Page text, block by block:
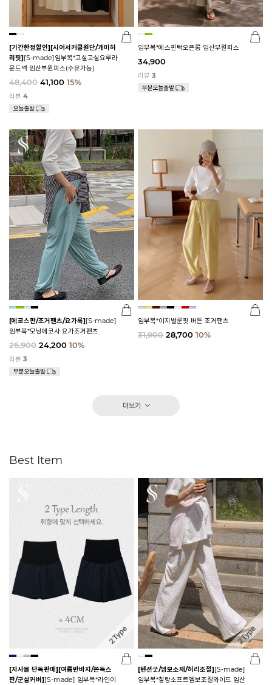
[기간한정할인][시어서커쿨원단/개미허
리핏][S-made]임부복*고실고실요루라
운드넥 임산부원피스(수유가능)
48,400 41,100 15%
리뷰 4
임부복*에스핀턱오픈롱 임산부원피스
34,900
리뷰 3
[에코스판/조거팬츠/요가룩][S-made]
임부복*모닝에코사 요가조거팬츠
26,900 24,200 10%
리뷰 3
임부복*이지벌룬핏 버튼 조거팬츠
31,900 28,700 10%
더보기
Best Item
[자사몰 단독판매][여름반바지/쫀득스
판/군살커버][S-made] 임부복*라인이
[텐션굿/엠보소재/허리조절][S-made]
임부복*찰랑소프트엠보조절와이드 임산